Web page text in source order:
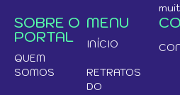
SOBRE O
PORTAL
QUEM
SOMOS
MENU
INÍCIO
RETRATOS
DO